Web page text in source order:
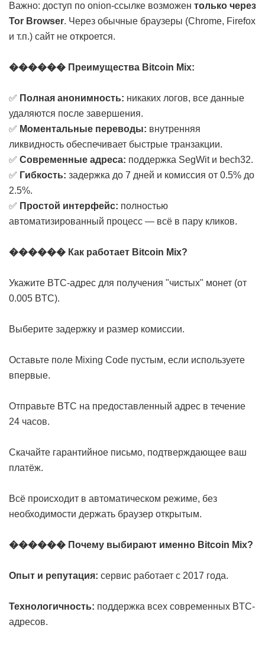
Важно: доступ по onion-ссылке возможен только через
Tor Browser. Через обычные браузеры (Chrome, Firefox
и т.п.) сайт не откроется.
������ Преимущества Bitcoin Mix:
✅ Полная анонимность: никаких логов, все данные
удаляются после завершения.
✅ Моментальные переводы: внутренняя
ликвидность обеспечивает быстрые транзакции.
✅ Современные адреса: поддержка SegWit и bech32.
✅ Гибкость: задержка до 7 дней и комиссия от 0.5% до
2.5%.
✅ Простой интерфейс: полностью
автоматизированный процесс — всё в пару кликов.
������ Как работает Bitcoin Mix?
Укажите BTC-адрес для получения "чистых" монет (от
0.005 BTC).
Выберите задержку и размер комиссии.
Оставьте поле Mixing Code пустым, если используете
впервые.
Отправьте BTC на предоставленный адрес в течение
24 часов.
Скачайте гарантийное письмо, подтверждающее ваш
платёж.
Всё происходит в автоматическом режиме, без
необходимости держать браузер открытым.
������ Почему выбирают именно Bitcoin Mix?
Опыт и репутация: сервис работает с 2017 года.
Технологичность: поддержка всех современных BTC-
адресов.